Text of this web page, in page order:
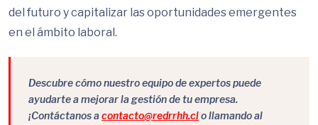
del futuro y capitalizar las oportunidades emergentes
en el ámbito laboral.
Descubre cómo nuestro equipo de expertos puede
ayudarte a mejorar la gestión de tu empresa.
¡Contáctanos acontacto@redrrhh.clo llamando al